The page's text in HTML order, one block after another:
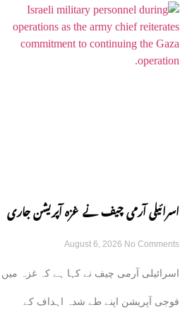
اسرائیلی آرمی چیف نے غزہ آپریشن جاری
رکھنے کے عزم کا اظہار کر دیا
August 6, 2026 No Comments
اسرائیلی آرمی چیف نے کہا ہے کہ غزہ میں
فوجی آپریشن اپنے طے شدہ اہداف کے